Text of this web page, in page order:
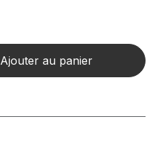
Ajouter au panier